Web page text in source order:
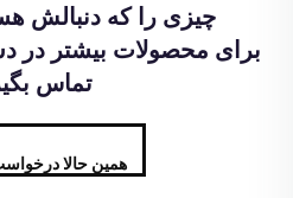
چیزی را که دنبالش
برای محصولات بیشتر در
تماس
همین حالا